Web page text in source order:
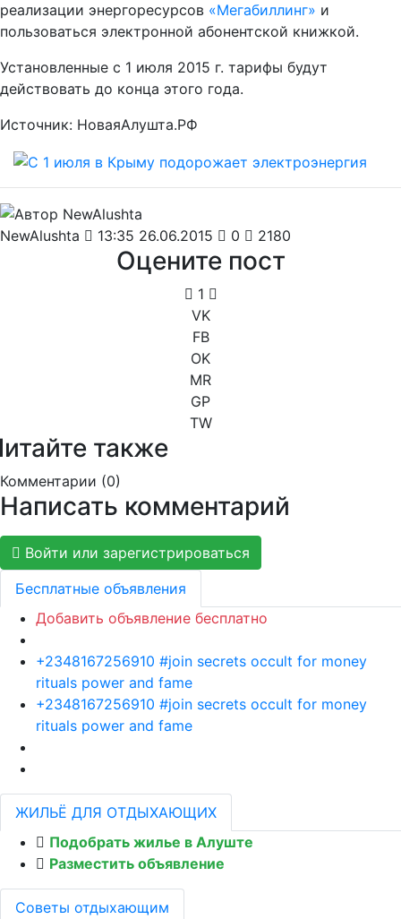
реализации энергоресурсов «Мегабиллинг» и
пользоваться электронной абонентской книжкой.
Установленные с 1 июля 2015 г. тарифы будут
действовать до конца этого года.
Источник: НоваяАлушта.РФ
NewAlushta 13:35 26.06.2015 0 2180
Оцените пост
1
VK
FB
OK
MR
GP
TW
также
Комментарии (0)
Написать комментарий
Войти или зарегистрироваться
Бесплатные объявления
Добавить объявление бесплатно
+2348167256910 #join secrets occult for money
rituals power and fame
+2348167256910 #join secrets occult for money
rituals power and fame
ЖИЛЬЁ ДЛЯ ОТДЫХАЮЩИХ
Подобрать жилье в Алуште
Разместить объявление
Советы отдыхающим